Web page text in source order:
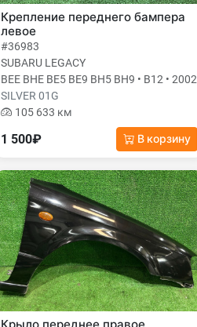
Крепление переднего бампера
левое
#36983
SUBARU LEGACY
BEE BHE BE5 BE9 BH5 BH9 • B12 • 2002
SILVER 01G
105 633 км
1 500₽ В корзину